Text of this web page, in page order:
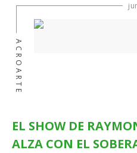
ACROARTE
EL SHOW DE
ALZA CON EL